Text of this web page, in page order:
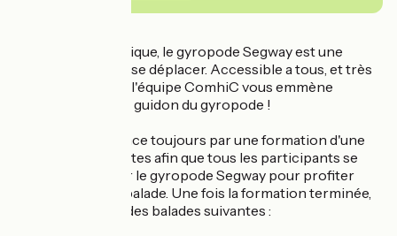
Original et écologique, le gyropode Segway est une
nouvelle façon de se déplacer. Accessible a tous, et très
facile d'utilisation, l'équipe ComhiC vous emmène
découvrir Lyon au guidon du gyropode !
L’activité commence toujours par une formation d'une
quinzaine de minutes afin que tous les participants se
sentent à l’aise sur le gyropode Segway pour profiter
pleinement de la balade. Une fois la formation terminée,
partez pour l’une des balades suivantes :